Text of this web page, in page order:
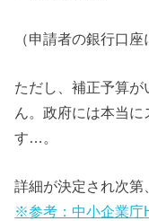
（申請者の銀行口
ただし、補正予算
ん。政府には本当
す…。
詳細が決定され次第
※参考：中小企業庁